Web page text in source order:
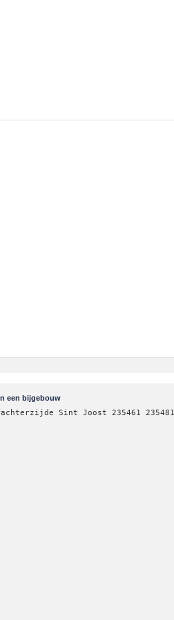
een bijgebouw
Sint Joost 235461 235481